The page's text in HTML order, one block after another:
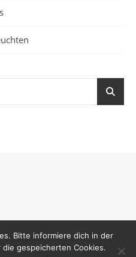
Bitte informiere dich in der
gespeicherten Cookies.